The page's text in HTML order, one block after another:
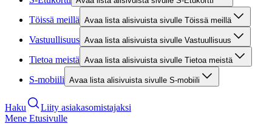
Töissä meillä Avaa lista alisivuista sivulle Töissä meillä
Vastuullisuus Avaa lista alisivuista sivulle Vastuullisuus
Tietoa meistä Avaa lista alisivuista sivulle Tietoa meistä
S-mobiili Avaa lista alisivuista sivulle S-mobiili
Haku
Liity asiakasomistajaksi
Mene Etusivulle